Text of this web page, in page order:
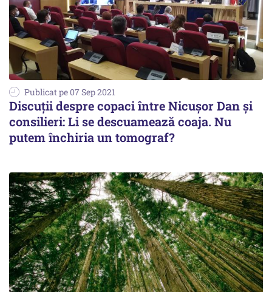
Publicat pe 07 Sep 2021
Discuții despre copaci între Nicușor Dan și
consilieri: Li se descuamează coaja. Nu
putem închiria un tomograf?